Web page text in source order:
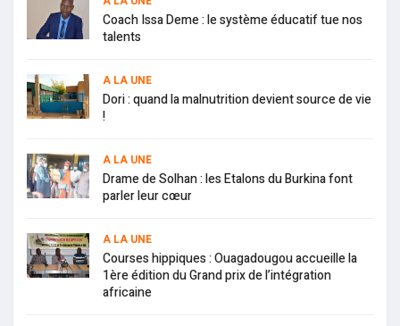
Coach Issa Deme : le système éducatif tue nos
talents
A LA UNE
Dori : quand la malnutrition devient source de vie
!
A LA UNE
Drame de Solhan : les Etalons du Burkina font
parler leur cœur
A LA UNE
Courses hippiques : Ouagadougou accueille la
1ère édition du Grand prix de l’intégration
africaine